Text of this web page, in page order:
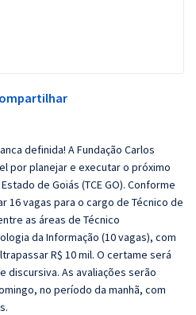
definida! A Fundação Carlos
por planejar e executar o próximo
de Goiás (TCE GO). Conforme
vagas para o cargo de Técnico de
as áreas de Técnico
da Informação (10 vagas), com
R$ 10 mil. O certame será
As avaliações serão
no período da manhã, com